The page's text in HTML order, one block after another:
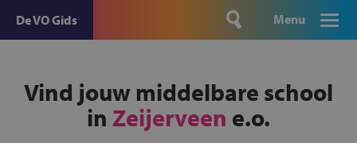
De VO Gids Menu
Vind jouw middelbare school
in Zeijerveen e.o.